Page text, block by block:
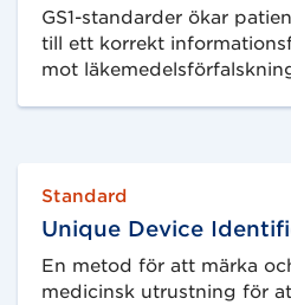
GS1-standarder ökar
till ett korrekt
mot
Standard
Unique Device
En metod för att märka
medicinsk utrustning för